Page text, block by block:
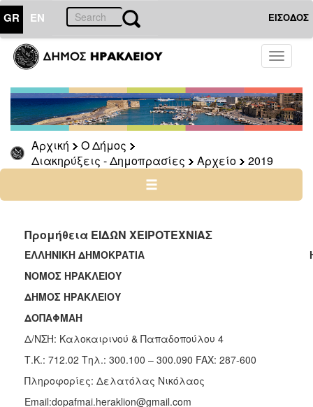
GR EN ΕΙΣΟΔΟΣ
Toggle
Αρχική
Ο Δήμος
Διακηρύξεις - Δημοπρασίες
Αρχείο 2019
ΔΗΜΟΣ
Διακηρύξεις
-
Δημοπρασίες
Αρχείο
2026
2024
2022
Προμήθεια ΕΙΔΩΝ ΧΕΙΡΟΤΕΧΝΙΑΣ
ΕΛΛΗΝΙΚΗ ΔΗΜΟΚΡΑΤΙΑ
ΝΟΜΟΣ ΗΡΑΚΛΕΙΟΥ
ΔΗΜΟΣ ΗΡΑΚΛΕΙΟΥ
ΔΟΠΑΦΜΑΗ
Δ/ΝΣΗ: Καλοκαιρινού & Παπαδοπούλου 4
Τ.Κ.: 712.02 Τηλ.: 300.100 – 300.090 FAX: 287-600
Πληροφορίες: Δελατόλας Νικόλαος
Email:dopafmai.heraklion@gmail.com